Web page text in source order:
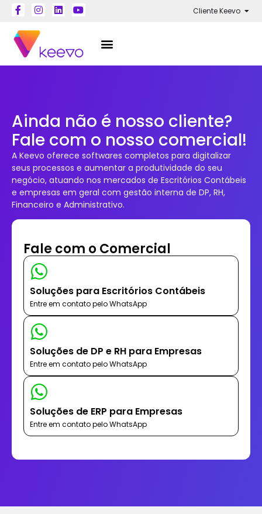
Cliente Keevo
Ainda não é nosso cliente?
Fale com o nosso comercial!
A Keevo oferece softwares completos para digitalizar
seus processos e aumentar a produtividade do seu
negócio, atuando nos mercados de Escritórios Contábeis
e empresas em geral com gestão interna de DP, RH,
Financeiro e Administrativo.
Fale com o Comercial
Soluções para Escritórios Contábeis
Entre em contato pelo WhatsApp
Soluções de DP e RH para Empresas
Entre em contato pelo WhatsApp
Soluções de ERP para Empresas
Entre em contato pelo WhatsApp